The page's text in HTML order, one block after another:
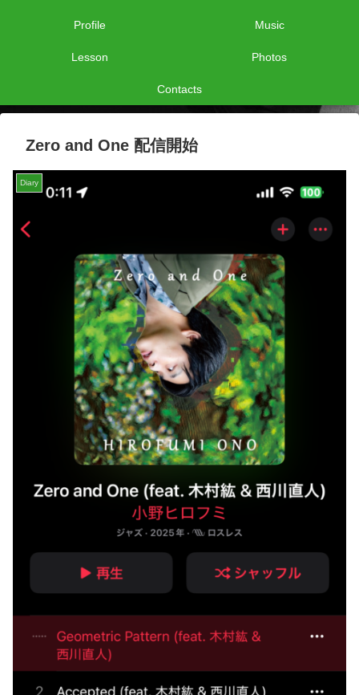
Profile Music
Lesson Photos
Contacts
Zero and One 配信開始
Diary